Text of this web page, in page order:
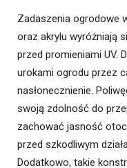
Zadaszenia ogrodowe
oraz akrylu wyróżniają
przed promieniami UV.
urokami ogrodu przez
nasłonecznienie.
swoją zdolność do
zachować jasność
przed szkodliwym
Dodatkowo, takie